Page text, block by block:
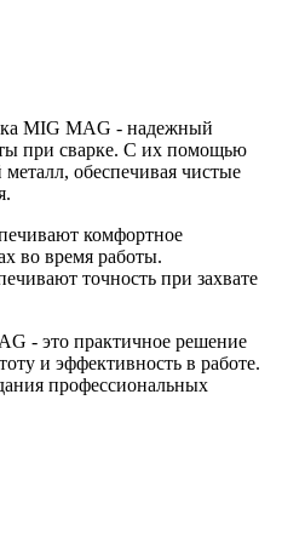
MIG MAG - надежный
при сварке. С их помощью
обеспечивая чистые
комфортное
во время работы.
точность при захвате
- это практичное решение
и эффективность в работе.
профессиональных